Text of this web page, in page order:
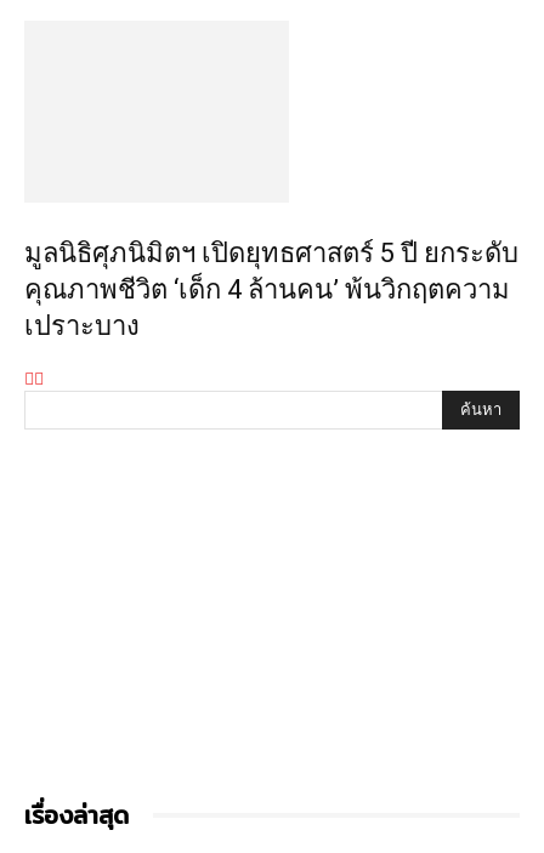
มูลนิธิศุภนิมิตฯ เปิดยุทธศาสตร์ 5 ปี ยกระดับ
คุณภาพชีวิต ‘เด็ก 4 ล้านคน’ พ้นวิกฤตความ
เปราะบาง
เรื่องล่าสุด